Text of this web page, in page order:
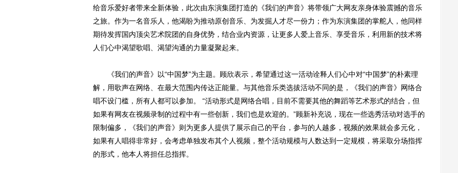
给音乐爱好者带来全新体验，此次由东演集团打造的《我们的声音》将带领广大网友亲身体验震撼的音乐
之旅。作为一名音乐人，他渴盼为推动原创音乐、为发掘人才尽一份力；作为东演集团的掌舵人，他同样
期待发挥国内顶尖艺术院团的自身优势，结合业内资源，让更多人爱上音乐、享受音乐，利用新的技术将
人们心中渴望歌唱、渴望沟通的力量凝聚起来。
《我们的声音》以“中国梦”为主题。顾欣表示，希望通过这一活动诠释人们心中对“中国梦”的朴素理
解，用歌声在网络、在最大范围内传达正能量。与其他音乐类选拔活动不同的是，《我们的声音》网络合
唱不设门槛，所有人都可以参加。 “活动形式是网络合唱，目前不需要其他的舞蹈等艺术形式的结合，但
如果有网友在视频录制的过程中有一些创新，我们也是欢迎的。”顾新补充说，现在一些选秀活动对选手的
限制偏多，《我们的声音》则为更多人提供了展示自己的平台，参与的人越多，视频的效果就会多元化，
如果有人唱得非常好，会考虑单独发布其个人视频，整个活动规模与人数达到一定规模，将采取分场指挥
的形式，他本人将担任总指挥。